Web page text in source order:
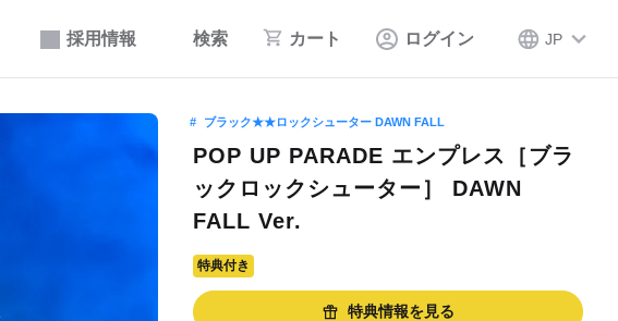
採用情報 検索 カート ログイン JP
ブラック★★ロックシューター DAWN FALL
POP UP PARADE エンプレス［ブラ
ックロックシューター］ DAWN
FALL Ver.
特典付き
特典情報を見る